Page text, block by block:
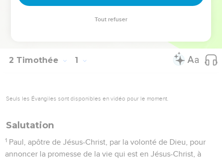
permission. All rights reserved worldwide.
2 Timothée 1
Seuls les Évangiles sont disponibles en vidéo pour le moment.
Salutation
1 Paul, apôtre de Jésus-Christ, par la volonté de Dieu, pour
annoncer la promesse de la vie qui est en Jésus-Christ, à
Tout refuser